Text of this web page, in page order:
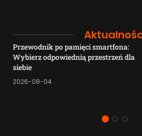
Przewodnik po pamięci smartfona:
Wybierz odpowiednią przestrzeń dla
siebie
2026-08-04